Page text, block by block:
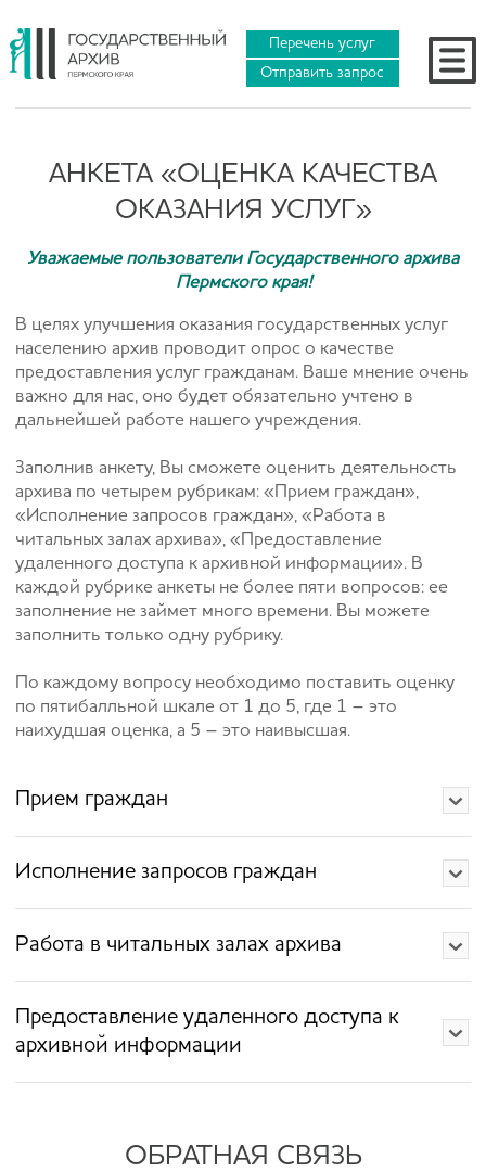
Перечень услуг
Отправить запрос
АНКЕТА «ОЦЕНКА КАЧЕСТВА
ОКАЗАНИЯ УСЛУГ»
Уважаемые пользователи Государственного архива
Пермского края!
В целях улучшения оказания государственных услуг
населению архив проводит опрос о качестве
предоставления услуг гражданам. Ваше мнение очень
важно для нас, оно будет обязательно учтено в
дальнейшей работе нашего учреждения.
Заполнив анкету, Вы сможете оценить деятельность
архива по четырем рубрикам: «Прием граждан»,
«Исполнение запросов граждан», «Работа в
читальных залах архива», «Предоставление
удаленного доступа к архивной информации». В
каждой рубрике анкеты не более пяти вопросов: ее
заполнение не займет много времени. Вы можете
заполнить только одну рубрику.
По каждому вопросу необходимо поставить оценку
по пятибалльной шкале от 1 до 5, где 1 – это
наихудшая оценка, а 5 – это наивысшая.
Прием граждан
Исполнение запросов граждан
Работа в читальных залах архива
Предоставление удаленного доступа к
архивной информации
ОБРАТНАЯ СВЯЗЬ